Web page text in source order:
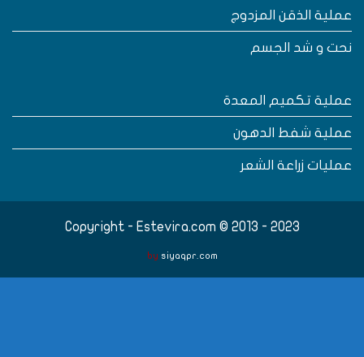
الذقن المزدوج
و شد الجسم
تكميم المعدة
شفط الدهون
زراعة الشعر
Copyright - Estevira.com © 2013 - 2023
bysiyaqpr.com